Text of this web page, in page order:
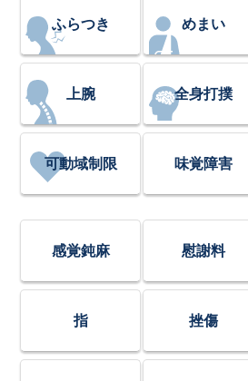
ふらつき めまい
上腕 全身打撲
可動域制限 味覚障害
感覚鈍麻 慰謝料
指 挫傷